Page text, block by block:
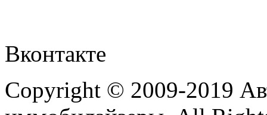
Вконтакте
Copyright © 2009-2019